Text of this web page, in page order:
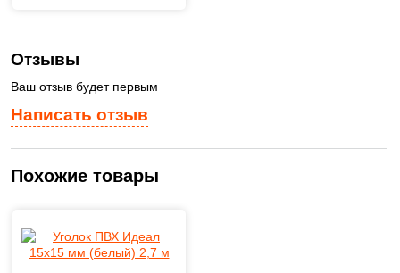
Написать отзыв
Отзывы
Ваш отзыв будет первым
Похожие товары